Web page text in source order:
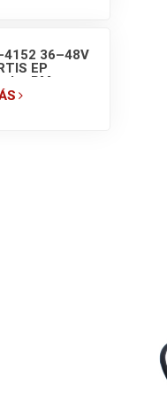
4152 36–48V
EP
PM para